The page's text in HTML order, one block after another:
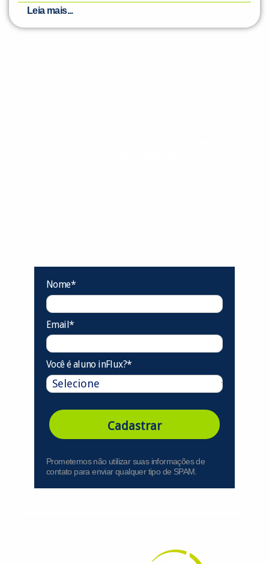
Leia mais...
Nome*
Email*
Você é aluno inFlux?*
Cadastrar
Prometemos não utilizar suas informações de
contato para enviar qualquer tipo de SPAM.